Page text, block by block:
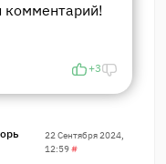
комментарий!
+3
22 Сентября 2024,
12:59#